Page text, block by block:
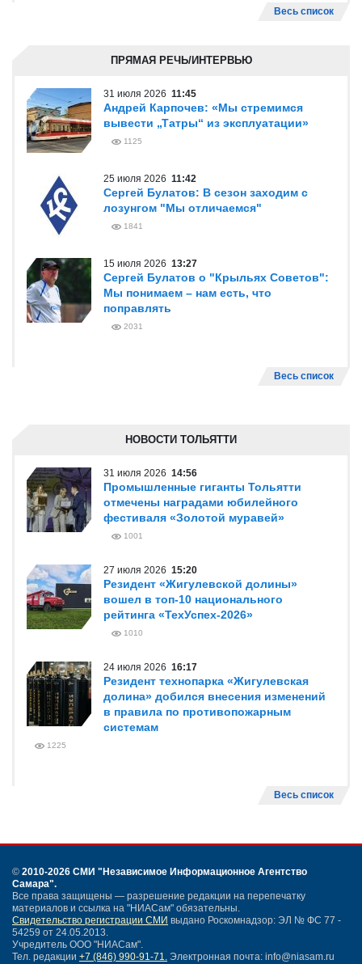
Весь список
ПРЯМАЯ РЕЧЬ/ИНТЕРВЬЮ
31 июля 2026 11:45
Андрей Карпочев: «Мы стремимся
вывести „Татры“ из эксплуатации»
1125
25 июля 2026 11:42
Сергей Булатов: В сезон заходим с
лозунгом "Мы отличаемся"
1841
15 июля 2026 13:27
Сергей Булатов о "Крыльях Советов":
Мы понимаем – нам есть, что
поправлять
2031
Весь список
НОВОСТИ ТОЛЬЯТТИ
31 июля 2026 14:56
Промышленные гиганты Тольятти
отмечены наградами юбилейного
фестиваля «Золотой муравей»
1001
27 июля 2026 15:20
Резидент «Жигулевской долины»
вошел в топ-10 национального
рейтинга «ТехУспех-2026»
1010
24 июля 2026 16:17
Резидент технопарка «Жигулевская
долина» добился внесения изменений
в правила по противопожарным
системам
1225
Весь список
© 2010-2026 СМИ "Независимое Информационное Агентство
Самара".
Все права защищены — разрешение редакции на перепечатку
материалов и ссылка на "НИАСам" обязательны.
Свидетельство регистрации СМИ выдано Роскомнадзор: ЭЛ № ФС 77 -
54259 от 24.05.2013.
Учредитель ООО "НИАСам".
Тел. редакции +7 (846) 990-91-71. Электронная почта: info@niasam.ru